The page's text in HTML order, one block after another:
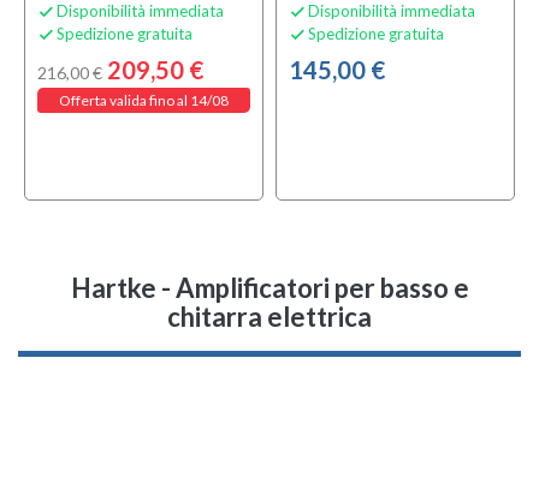
 Disponibilità immediata
 Spedizione gratuita
216,00 € 209,50 €
Offerta valida fino al 14/08
 Disponibilità immediata
 Spedizione gratuita
145,00 €
Hartke - Amplificatori per basso e
chitarra elettrica